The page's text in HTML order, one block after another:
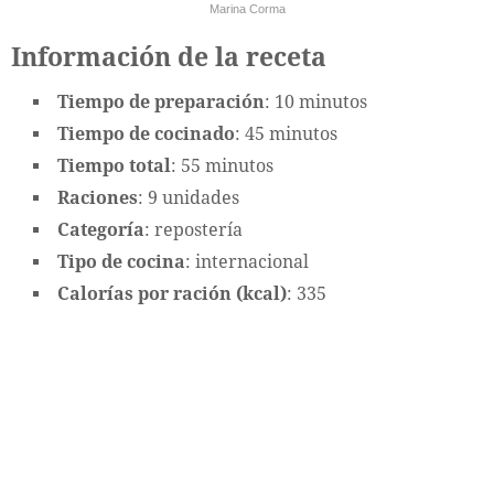
Marina Corma
Información de la receta
Tiempo de preparación: 10 minutos
Tiempo de cocinado: 45 minutos
Tiempo total : 55 minutos
Raciones: 9 unidades
Categoría: repostería
Tipo de cocina: internacional
Calorías por ración (kcal): 335